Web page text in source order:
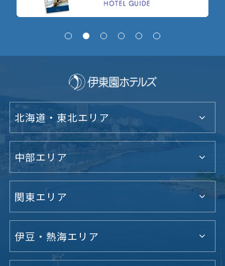
北海道・東北エリア
中部エリア
関東エリア
伊豆・熱海エリア